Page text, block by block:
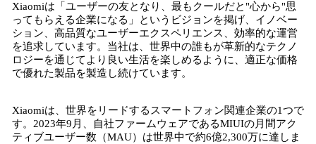
Xiaomiは「ユーザーの友となり、最もクールだと"心から"思
ってもらえる企業になる」というビジョンを掲げ、イノベー
ション、高品質なユーザーエクスペリエンス、効率的な運営
を追求しています。当社は、世界中の誰もが革新的なテクノ
ロジーを通じてより良い生活を楽しめるように、適正な価格
で優れた製品を製造し続けています。
Xiaomiは、世界をリードするスマートフォン関連企業の1つで
す。2023年9月、自社ファームウェアであるMIUIの月間アク
ティブユーザー数（MAU）は世界中で約6億2,300万に達しま